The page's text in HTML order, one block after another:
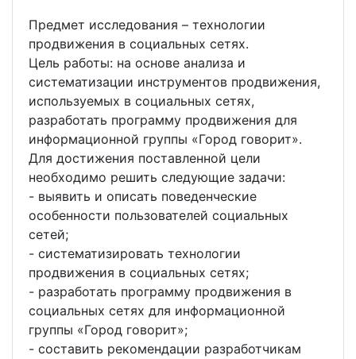
Предмет исследования – технологии
продвижения в социальных сетях.
Цель работы: на основе анализа и
систематизации инструментов продвижения,
используемых в социальных сетях,
разработать программу продвижения для
информационной группы «Город говорит».
Для достижения поставленной цели
необходимо решить следующие задачи:
- выявить и описать поведенческие
особенности пользователей социальных
сетей;
- систематизировать технологии
продвижения в социальных сетях;
- разработать программу продвижения в
социальных сетях для информационной
группы «Город говорит»;
- составить рекомендации разработчикам